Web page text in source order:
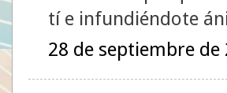
tí e infundiéndote
28 de septiembre de